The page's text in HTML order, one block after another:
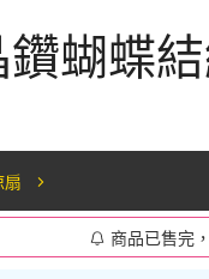
蝴蝶
商品已售完